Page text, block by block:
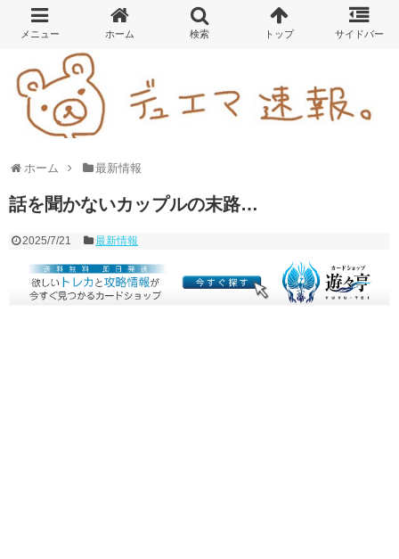
ホーム 最新情報
話を聞かないカップルの末路…
2025/7/21 最新情報